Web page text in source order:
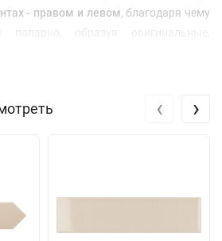
- правом и левом, благодаря чему
попарно, образуя оригинальные,
‹ ›